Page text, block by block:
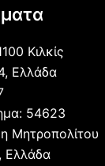
Κιλκίς
Ελλάδα
54623
Μητροπολίτου
Ελλάδα